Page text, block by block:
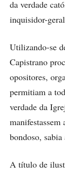
da verdade
inquisidor-
Utilizando-se
Capistrano
opositores,
permitiam a
verdade da
bondoso,
A título de